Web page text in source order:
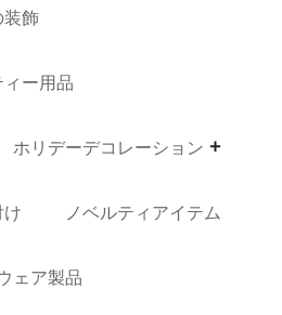
飾
ー用品
ホリデーデコレーション
ノベルティアイテム
ェア製品